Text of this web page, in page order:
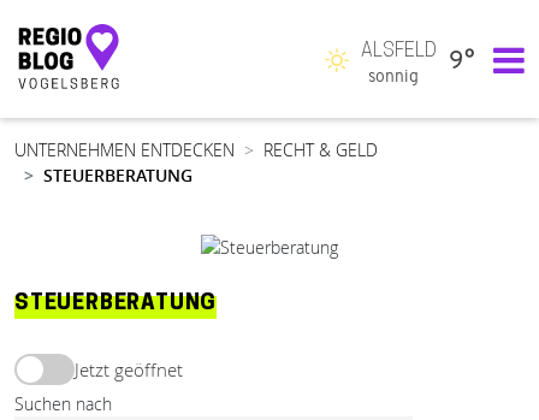
Hauptnavigation
ALSFELD
sonnig
9°
UNTERNEHMEN ENTDECKEN
RECHT & GELD
STEUERBERATUNG
STEUERBERATUNG
Jetzt geöffnet
Suchen nach